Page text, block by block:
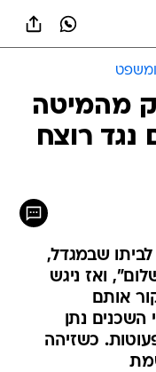
מהמיטה
נגד רוצח
לביתו שבמגדל,
ואז ניגש
אותם
נתן
כשזיהה